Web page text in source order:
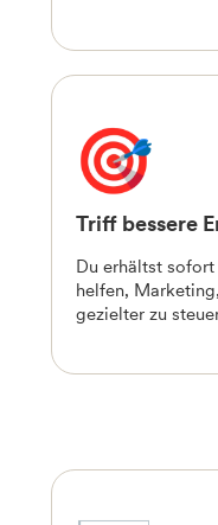
Triff bessere
Du erhältst
helfen,
gezielter zu